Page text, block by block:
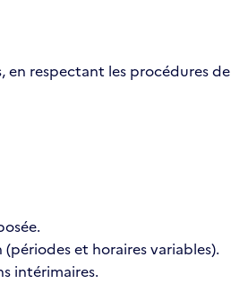
respectant les procédures
et horaires variables).
intérimaires.